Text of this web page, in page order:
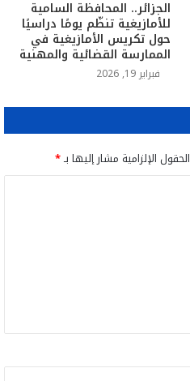
الجزائر.. المحافظة السامية
للأمازيغية تنظّم يومًا دراسيًا
حول تكريس الأمازيغية في
الممارسة القضائية والمهنية
فبراير 19, 2026
الحقول الإلزامية مشار إليها بـ*